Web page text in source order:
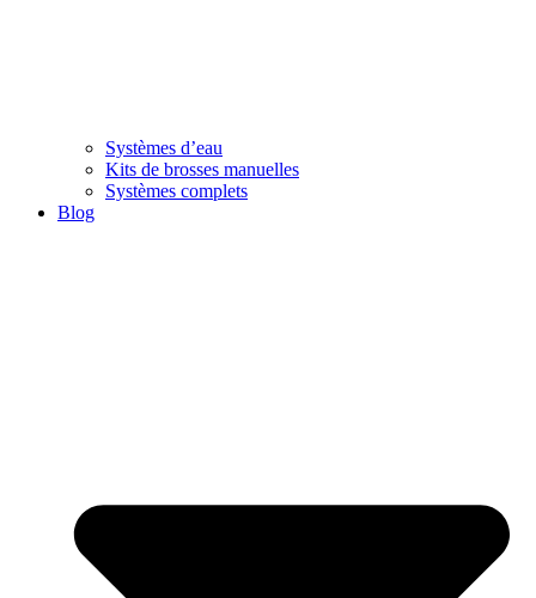
Systèmes d’eau
Kits de brosses manuelles
Systèmes complets
Blog